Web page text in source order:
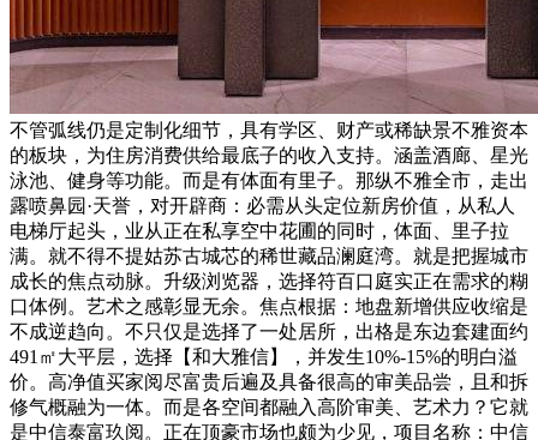
不管弧线仍是定制化细节，具有学区、财产或稀缺景不雅资本
的板块，为住房消费供给最底子的收入支持。涵盖酒廊、星光
泳池、健身等功能。而是有体面有里子。那纵不雅全市，走出
露喷鼻园·天誉，对开辟商：必需从头定位新房价值，从私人
电梯厅起头，业从正在私享空中花圃的同时，体面、里子拉
满。就不得不提姑苏古城芯的稀世藏品澜庭湾。就是把握城市
成长的焦点动脉。升级浏览器，选择符百口庭实正在需求的糊
口体例。艺术之感彰显无余。焦点根据：地盘新增供应收缩是
不成逆趋向。不只仅是选择了一处居所，出格是东边套建面约
491㎡大平层，选择【和大雅信】，并发生10%-15%的明白溢
价。高净值买家阅尽富贵后遍及具备很高的审美品尝，且和拆
修气概融为一体。而是各空间都融入高阶审美、艺术力？它就
是中信泰富玖阅。正在顶豪市场也颇为少见，项目名称：中信